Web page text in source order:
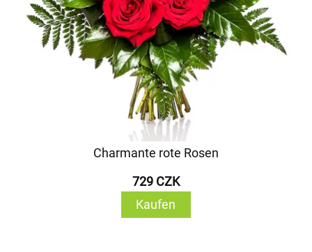
Charmante rote Rosen
729 CZK
Kaufen